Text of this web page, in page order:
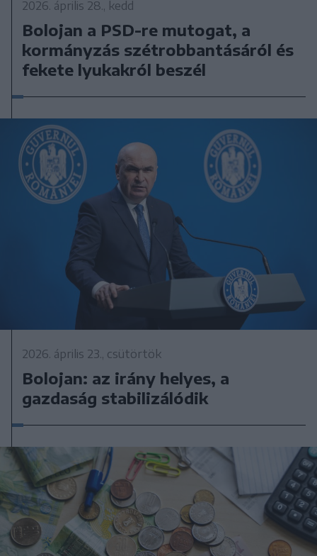
2026. április 28., kedd
Bolojan a PSD-re mutogat, a
kormányzás szétrobbantásáról és
fekete lyukakról beszél
2026. április 23., csütörtök
Bolojan: az irány helyes, a
gazdaság stabilizálódik